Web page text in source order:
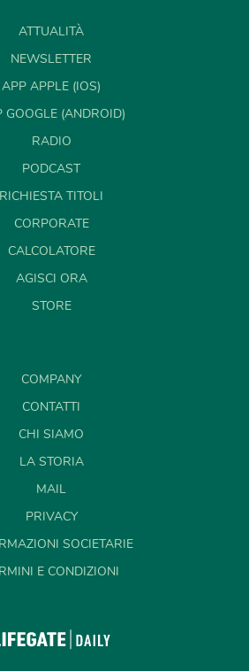
ATTUALITÀ
NEWSLETTER
APP APPLE (IOS)
GOOGLE (ANDROID)
RADIO
PODCAST
RICHIESTA TITOLI
CORPORATE
CALCOLATORE
AGISCI ORA
STORE
COMPANY
CONTATTI
CHI SIAMO
LA STORIA
MAIL
PRIVACY
SOCIETARIE
E CONDIZIONI